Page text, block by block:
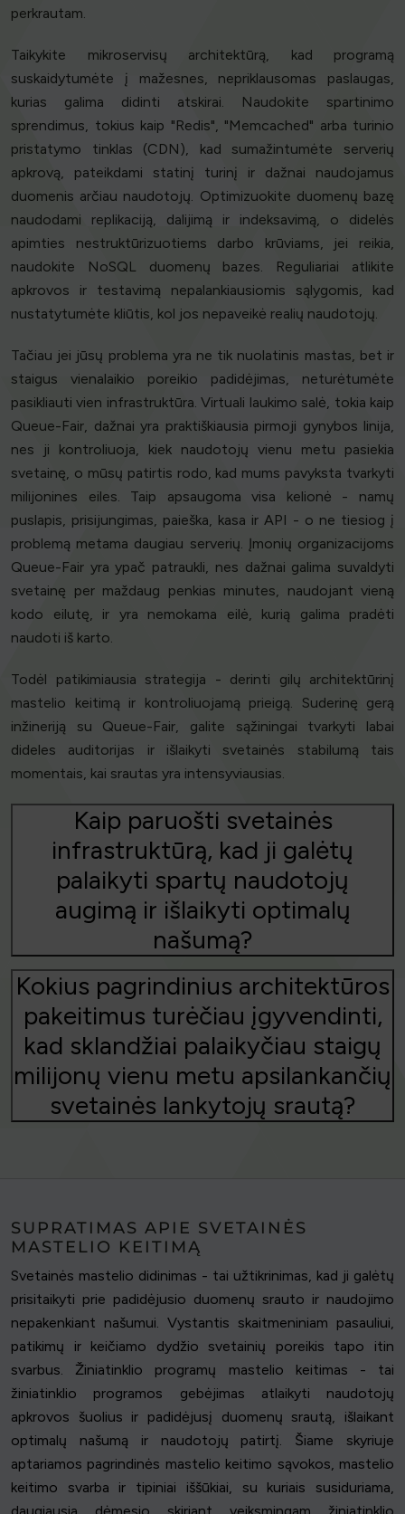
perkrautam.
Taikykite mikroservisų architektūrą, kad programą
suskaidytumėte į mažesnes, nepriklausomas paslaugas,
kurias galima didinti atskirai. Naudokite spartinimo
sprendimus, tokius kaip "Redis", "Memcached" arba turinio
pristatymo tinklas (CDN), kad sumažintumėte serverių
apkrovą, pateikdami statinį turinį ir dažnai naudojamus
duomenis arčiau naudotojų. Optimizuokite duomenų bazę
naudodami replikaciją, dalijimą ir indeksavimą, o didelės
apimties nestruktūrizuotiems darbo krūviams, jei reikia,
naudokite NoSQL duomenų bazes. Reguliariai atlikite
apkrovos ir testavimą nepalankiausiomis sąlygomis, kad
nustatytumėte kliūtis, kol jos nepaveikė realių naudotojų.
Tačiau jei jūsų problema yra ne tik nuolatinis mastas, bet ir
staigus vienalaikio poreikio padidėjimas, neturėtumėte
pasikliauti vien infrastruktūra. Virtuali laukimo salė, tokia kaip
Queue-Fair, dažnai yra praktiškiausia pirmoji gynybos linija,
nes ji kontroliuoja, kiek naudotojų vienu metu pasiekia
svetainę, o mūsų patirtis rodo, kad mums pavyksta tvarkyti
milijonines eiles. Taip apsaugoma visa kelionė - namų
puslapis, prisijungimas, paieška, kasa ir API - o ne tiesiog į
problemą metama daugiau serverių. Įmonių organizacijoms
Queue-Fair yra ypač patraukli, nes dažnai galima suvaldyti
svetainę per maždaug penkias minutes, naudojant vieną
kodo eilutę, ir yra nemokama eilė, kurią galima pradėti
naudoti iš karto.
Todėl patikimiausia strategija - derinti gilų architektūrinį
mastelio keitimą ir kontroliuojamą prieigą. Suderinę gerą
inžineriją su Queue-Fair, galite sąžiningai tvarkyti labai
dideles auditorijas ir išlaikyti svetainės stabilumą tais
momentais, kai srautas yra intensyviausias.
Kaip paruošti svetainės
infrastruktūrą, kad ji galėtų
palaikyti spartų naudotojų
augimą ir išlaikyti optimalų
našumą?
Kokius pagrindinius architektūros
pakeitimus turėčiau įgyvendinti,
kad sklandžiai palaikyčiau staigų
milijonų vienu metu apsilankančių
svetainės lankytojų srautą?
SUPRATIMAS APIE SVETAINĖS
MASTELIO KEITIMĄ
Svetainės mastelio didinimas - tai užtikrinimas, kad ji galėtų
prisitaikyti prie padidėjusio duomenų srauto ir naudojimo
nepakenkiant našumui. Vystantis skaitmeniniam pasauliui,
patikimų ir keičiamo dydžio svetainių poreikis tapo itin
svarbus. Žiniatinklio programų mastelio keitimas - tai
žiniatinklio programos gebėjimas atlaikyti naudotojų
apkrovos šuolius ir padidėjusį duomenų srautą, išlaikant
optimalų našumą ir naudotojų patirtį. Šiame skyriuje
aptariamos pagrindinės mastelio keitimo sąvokos, mastelio
keitimo svarba ir tipiniai iššūkiai, su kuriais susiduriama,